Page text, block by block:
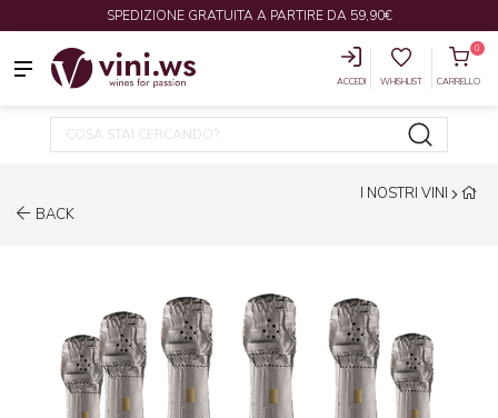
SPEDIZIONE GRATUITA A PARTIRE DA 59,90€
ACCEDI WHISHLIST
0
CARRELLO
BACK
I NOSTRI VINI